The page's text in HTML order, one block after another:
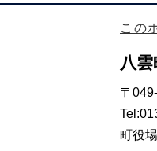
この
八
〒
町役